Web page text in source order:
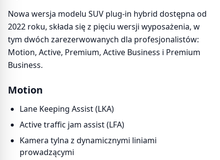
Nowa wersja modelu SUV plug-in hybrid dostępna od
2022 roku, składa się z pięciu wersji wyposażenia, w
tym dwóch zarezerwowanych dla profesjonalistów:
Motion, Active, Premium, Active Business i Premium
Business.
Motion
Lane Keeping Assist (LKA)
Active traffic jam assist (LFA)
Kamera tylna z dynamicznymi liniami
prowadzącymi